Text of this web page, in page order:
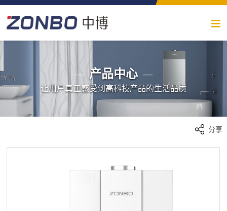
产品中心
让用户真正感受到高科技产品的生活品质
分享